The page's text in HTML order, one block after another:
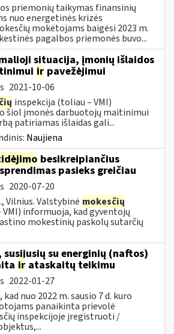
priemonių taikymas finansinių
nuo energetinės krizės
mokėtojams baigėsi 2023 m.
pagalbos priemonės buvo...
situacija, įmonių išlaidos
ir pavežėjimui
2021-10-06
inspekcija (toliau – VMI)
šiol įmonės darbuotojų maitinimui
patiriamas išlaidas gali...
Naujiena
besikreipiančius
pasieks greičiau
2020-07-20
Vilnius. Valstybinė mokesčių
informuoja, kad gyventojų
mokestinių paskolų sutarčių
su energinių (naftos)
ir ataskaitų teikimu
2022-01-27
nuo 2022 m. sausio 7 d. kuro
panaikinta prievolė
inspekcijoje įregistruoti /